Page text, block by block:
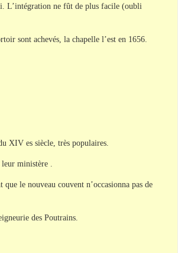
L’intégration ne fût de plus facile (oubli
sont achevés, la chapelle l’est en 1656.
XIV es siècle, très populaires.
ministère .
le nouveau couvent n’occasionna pas de
des Poutrains.